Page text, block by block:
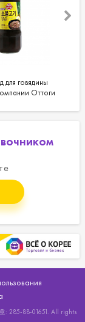
говядины
Оттоги
: 285-88-01651. All rights